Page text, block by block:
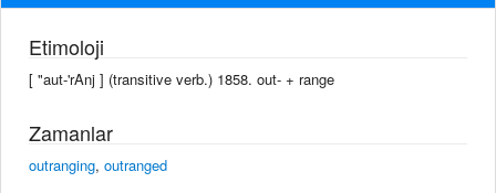
Etimoloji
[ "aut-'rAnj ] (transitive verb.) 1858. out- +‎ range
Zamanlar
outranging, outranged